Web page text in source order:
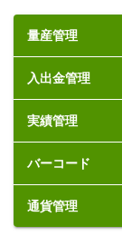
量産管理
入出金管理
実績管理
バーコード
通貨管理